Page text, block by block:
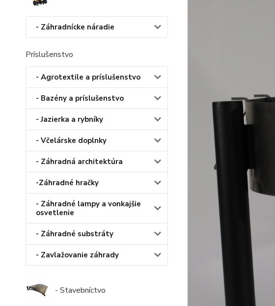
- Záhradnícke náradie
Príslušenstvo
- Agrotextile a príslušenstvo
- Bazény a príslušenstvo
- Jazierka a rybníky
- Včelárske doplnky
- Záhradná architektúra
-Záhradné hračky
- Záhradné lampy a vonkajšie
osvetlenie
- Záhradné substráty
- Zavlažovanie záhrady
- Stavebníctvo